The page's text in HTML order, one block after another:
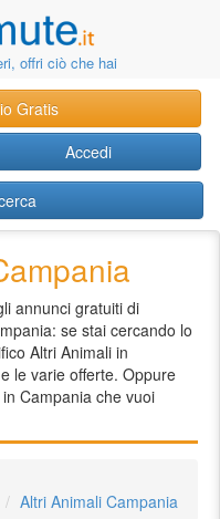
offri ciò che hai
Gratis
Accedi
annunci gratuiti di
se stai cercando lo
Altri Animali in
le varie offerte. Oppure
Campania che vuoi
Altri Animali Campania